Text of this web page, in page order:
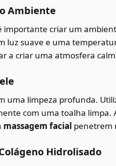
Ambiente
importante criar um
luz suave e uma
a criar uma atmosfera
uma limpeza profunda.
com uma toalha
massagem facial penetrem
Hidrolisado